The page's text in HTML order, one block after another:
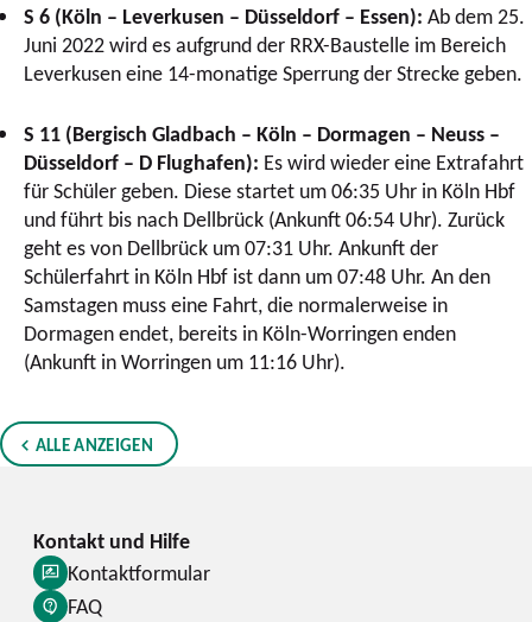
S 6 (Köln – Leverkusen – Düsseldorf – Essen): Ab dem 25.
Juni 2022 wird es aufgrund der RRX-Baustelle im Bereich
Leverkusen eine 14-monatige Sperrung der Strecke geben.
S 11 (Bergisch Gladbach – Köln – Dormagen – Neuss –
Düsseldorf – D Flughafen): Es wird wieder eine Extrafahrt
für Schüler geben. Diese startet um 06:35 Uhr in Köln Hbf
und führt bis nach Dellbrück (Ankunft 06:54 Uhr). Zurück
geht es von Dellbrück um 07:31 Uhr. Ankunft der
Schülerfahrt in Köln Hbf ist dann um 07:48 Uhr. An den
Samstagen muss eine Fahrt, die normalerweise in
Dormagen endet, bereits in Köln-Worringen enden
(Ankunft in Worringen um 11:16 Uhr).
ALLE ANZEIGEN
Kontaktformular
FAQ